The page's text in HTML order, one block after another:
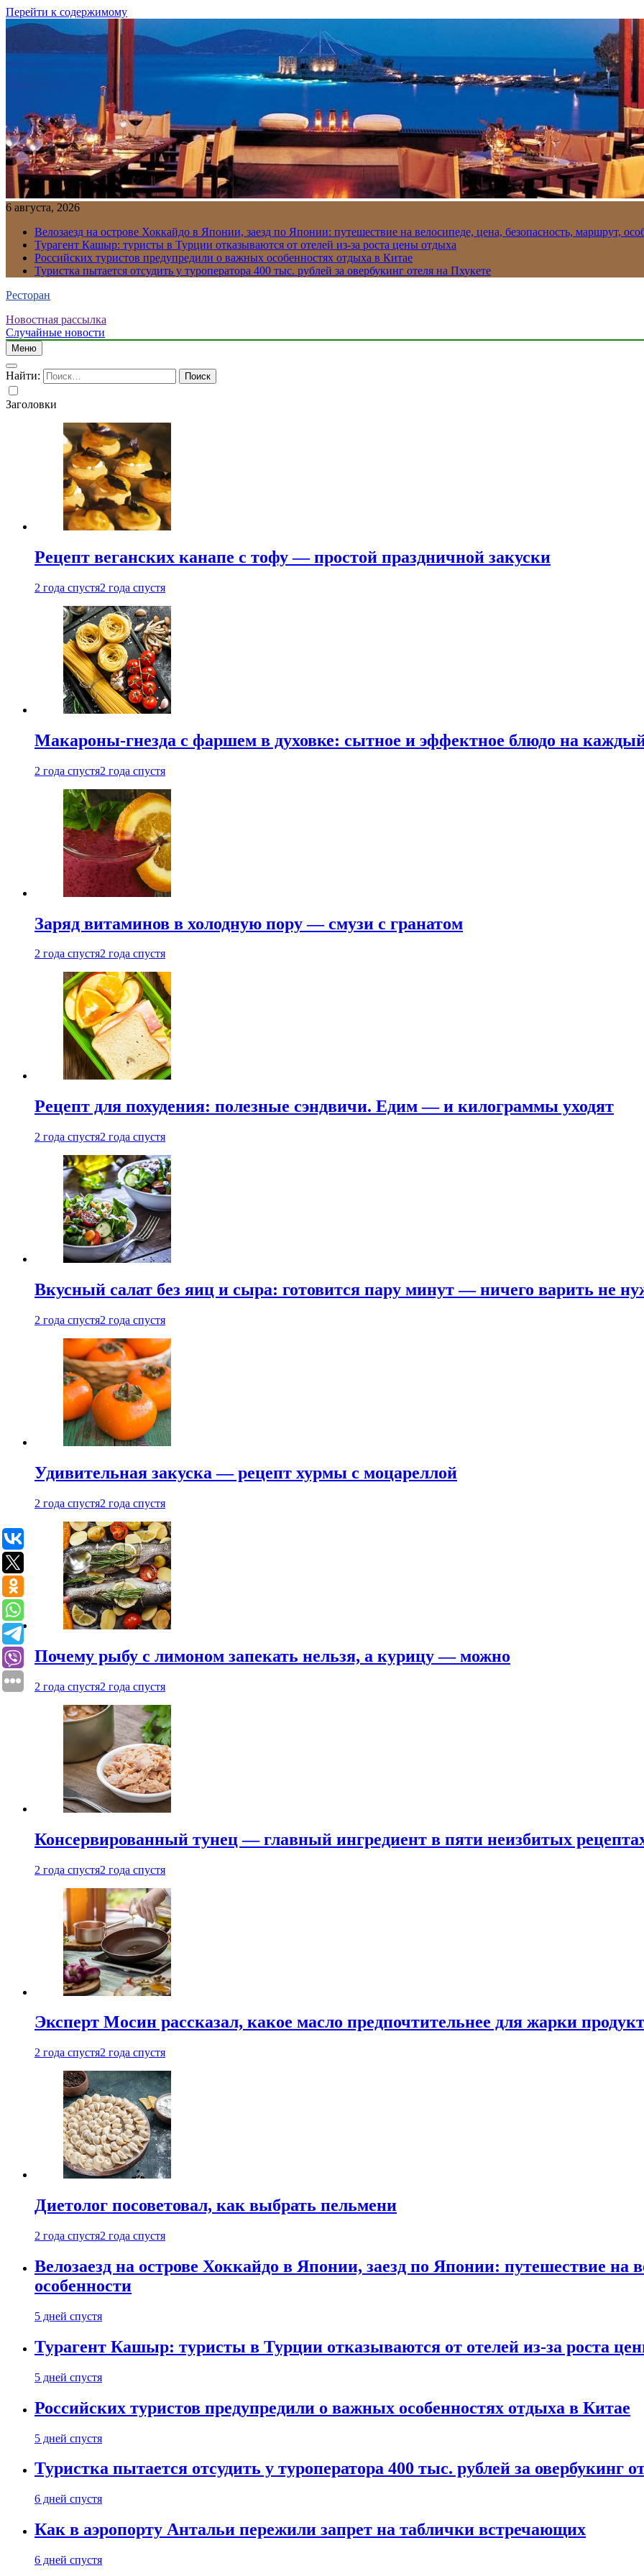
Перейти к содержимому
6 августа, 2026
Велозаезд на острове Хоккайдо в Японии, заезд по Японии: путешествие на велосипеде, цена, безопасность, маршрут,
Турагент Кашыр: туристы в Турции отказываются от отелей из-за роста цены отдыха
Российских туристов предупредили о важных особенностях отдыха в Китае
Туристка пытается отсудить у туроператора 400 тыс. рублей за овербукинг отеля на Пхукете
Ресторан
Новостная рассылка
Случайные новости
Меню
Найти:
Заголовки
Рецепт веганских канапе с тофу — простой праздничной закуски
2 года спустя2 года спустя
Макароны-гнезда с фаршем в духовке: сытное и эффектное блюдо на
2 года спустя2 года спустя
Заряд витаминов в холодную пору — смузи с гранатом
2 года спустя2 года спустя
Рецепт для похудения: полезные сэндвичи. Едим — и килограммы уходят
2 года спустя2 года спустя
Вкусный салат без яиц и сыра: готовится пару минут — ничего варить не
2 года спустя2 года спустя
Удивительная закуска — рецепт хурмы с моцареллой
2 года спустя2 года спустя
Почему рыбу с лимоном запекать нельзя, а курицу — можно
2 года спустя2 года спустя
Консервированный тунец — главный ингредиент в пяти неизбитых
2 года спустя2 года спустя
Эксперт Мосин рассказал, какое масло предпочтительнее для жарки
2 года спустя2 года спустя
Диетолог посоветовал, как выбрать пельмени
2 года спустя2 года спустя
Велозаезд на острове Хоккайдо в Японии, заезд по Японии: путешествие на
особенности
5 дней спустя
Турагент Кашыр: туристы в Турции отказываются от отелей из-за роста
5 дней спустя
Российских туристов предупредили о важных особенностях отдыха в Китае
5 дней спустя
Туристка пытается отсудить у туроператора 400 тыс. рублей за овербукинг
6 дней спустя
Как в аэропорту Антальи пережили запрет на таблички встречающих
6 дней спустя